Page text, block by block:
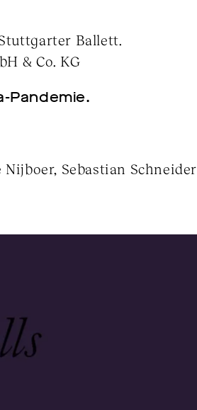
Ballett.
& Co. KG
Pandemie.
Sebastian Schneider